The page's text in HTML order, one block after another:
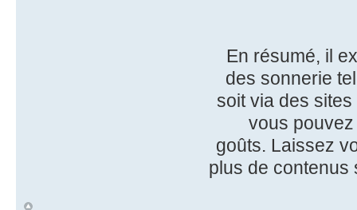
En résumé, il
des sonnerie
soit via des
vous
goûts. Laissez
plus de contenus